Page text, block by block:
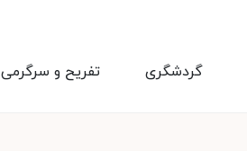
تفریح و سرگرمی گردشگری